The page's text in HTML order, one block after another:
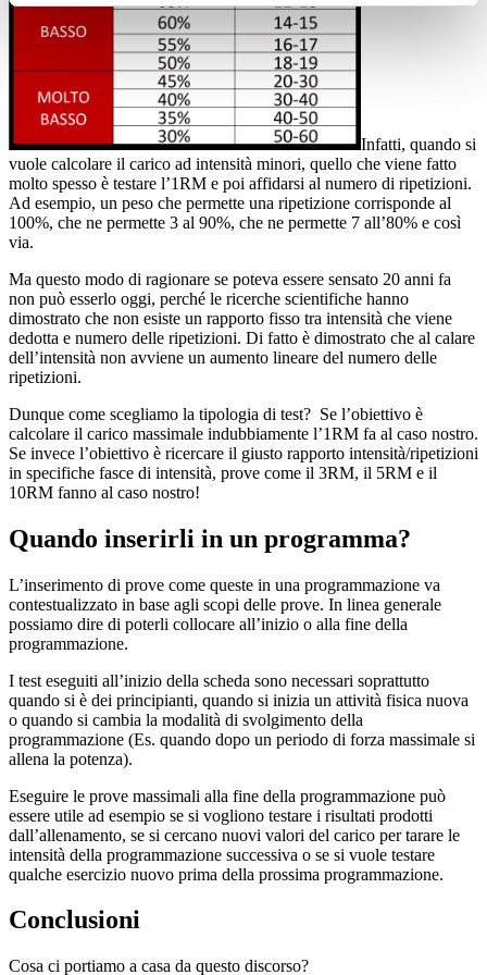
Infatti, quando si
vuole calcolare il carico ad intensità minori, quello che viene fatto
molto spesso è testare l’1RM e poi affidarsi al numero di ripetizioni.
Ad esempio, un peso che permette una ripetizione corrisponde al
100%, che ne permette 3 al 90%, che ne permette 7 all’80% e così
via.
Ma questo modo di ragionare se poteva essere sensato 20 anni fa
non può esserlo oggi, perché le ricerche scientifiche hanno
dimostrato che non esiste un rapporto fisso tra intensità che viene
dedotta e numero delle ripetizioni. Di fatto è dimostrato che al calare
dell’intensità non avviene un aumento lineare del numero delle
ripetizioni.
Dunque come scegliamo la tipologia di test? Se l’obiettivo è
calcolare il carico massimale indubbiamente l’1RM fa al caso nostro.
Se invece l’obiettivo è ricercare il giusto rapporto intensità/ripetizioni
in specifiche fasce di intensità, prove come il 3RM, il 5RM e il
10RM fanno al caso nostro!
Quando inserirli in un programma?
L’inserimento di prove come queste in una programmazione va
contestualizzato in base agli scopi delle prove. In linea generale
possiamo dire di poterli collocare all’inizio o alla fine della
programmazione.
I test eseguiti all’inizio della scheda sono necessari soprattutto
quando si è dei principianti, quando si inizia un attività fisica nuova
o quando si cambia la modalità di svolgimento della
programmazione (Es. quando dopo un periodo di forza massimale si
allena la potenza).
Eseguire le prove massimali alla fine della programmazione può
essere utile ad esempio se si vogliono testare i risultati prodotti
dall’allenamento, se si cercano nuovi valori del carico per tarare le
intensità della programmazione successiva o se si vuole testare
qualche esercizio nuovo prima della prossima programmazione.
Conclusioni
Cosa ci portiamo a casa da questo discorso?